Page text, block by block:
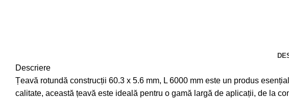
Descriere
Țeavă rotundă construcții 60.3 x 5.6 mm, L 6000 mm este un produs
calitate, această țeavă este ideală pentru o gamă largă de aplicații, de la